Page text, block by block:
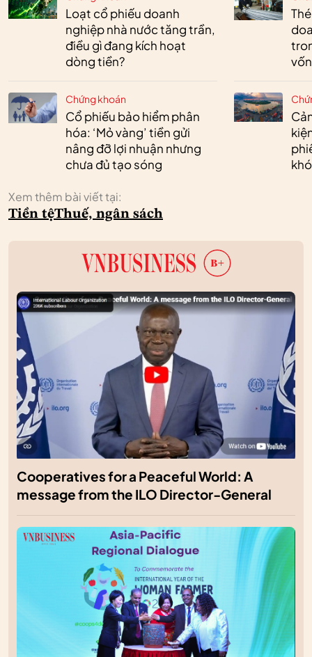
Loạt cổ phiếu doanh
nghiệp nhà nước tăng trần,
điều gì đang kích hoạt
dòng tiền?
Chứng khoán
Cổ phiếu bảo hiểm phân
hóa: ‘Mỏ vàng’ tiền gửi
nâng đỡ lợi nhuận nhưng
chưa đủ tạo sóng
vốn
Xem thêm bài viết tại:
Tiền tệThuế, ngân sách
Cooperatives for a Peaceful World: A
message from the ILO Director-General